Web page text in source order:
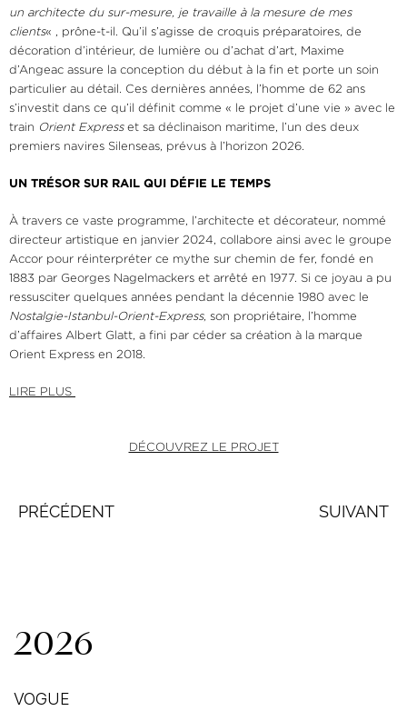
un architecte du sur-mesure, je travaille à la mesure de mes
clients« , prône-t-il. Qu’il s’agisse de croquis préparatoires, de
décoration d’intérieur, de lumière ou d’achat d’art, Maxime
d’Angeac assure la conception du début à la fin et porte un soin
particulier au détail. Ces dernières années, l’homme de 62 ans
s’investit dans ce qu’il définit comme « le projet d’une vie » avec le
train Orient Expresset sa déclinaison maritime, l’un des deux
premiers navires Silenseas, prévus à l’horizon 2026.
UN TRÉSOR SUR RAIL QUI DÉFIE LE TEMPS
À travers ce vaste programme, l’architecte et décorateur, nommé
directeur artistique en janvier 2024, collabore ainsi avec le groupe
Accor pour réinterpréter ce mythe sur chemin de fer, fondé en
1883 par Georges Nagelmackers et arrêté en 1977. Si ce joyau a pu
ressusciter quelques années pendant la décennie 1980 avec le
Nostalgie-Istanbul-Orient-Express, son propriétaire, l’homme
d’affaires Albert Glatt, a fini par céder sa création à la marque
Orient Express en 2018.
LIRE PLUS
DÉCOUVREZ LE PROJET
PRÉCÉDENT SUIVANT
2026
VOGUE